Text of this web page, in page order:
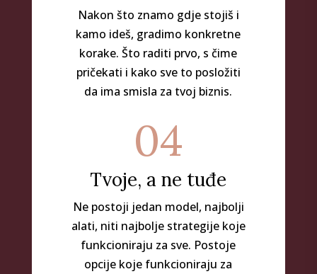
Nakon što znamo gdje stojiš i
kamo ideš, gradimo konkretne
korake. Što raditi prvo, s čime
pričekati i kako sve to posložiti
da ima smisla za tvoj biznis.
04
Tvoje, a ne tuđe
Ne postoji jedan model, najbolji
alati, niti najbolje strategije koje
funkcioniraju za sve. Postoje
opcije koje funkcioniraju za